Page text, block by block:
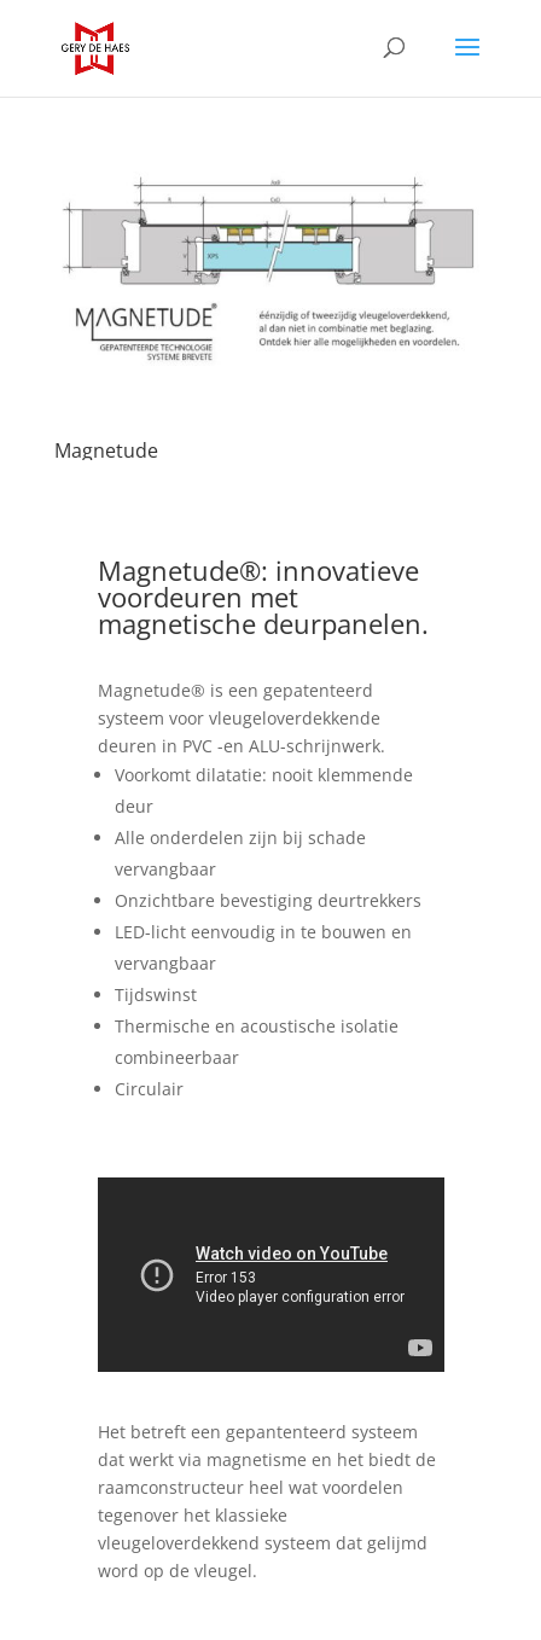
Magnetude
Magnetude®: innovatieve
voordeuren met
magnetische deurpanelen.
Magnetude® is een gepatenteerd
systeem voor vleugeloverdekkende
deuren in PVC -en ALU-schrijnwerk.
Voorkomt dilatatie: nooit klemmende
deur
Alle onderdelen zijn bij schade
vervangbaar
Onzichtbare bevestiging deurtrekkers
LED-licht eenvoudig in te bouwen en
vervangbaar
Tijdswinst
Thermische en acoustische isolatie
combineerbaar
Circulair
Het betreft een gepantenteerd systeem
dat werkt via magnetisme en het biedt de
raamconstructeur heel wat voordelen
tegenover het klassieke
vleugeloverdekkend systeem dat gelijmd
word op de vleugel.